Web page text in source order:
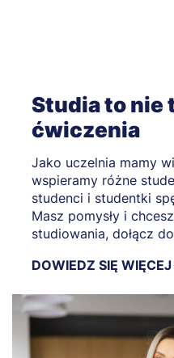
Studia to nie
ćwiczenia
Jako uczelnia mamy
wspieramy różne
studenci i studentki
Masz pomysły i
studiowania, dołącz
DOWIEDZ SIĘ WIĘCEJ